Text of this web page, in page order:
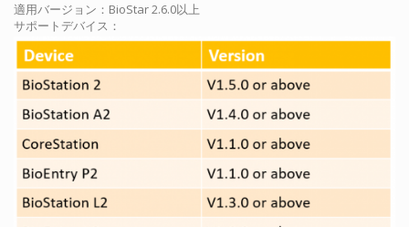
適用バージョン：BioStar 2.6.0以上
サポートデバイス：